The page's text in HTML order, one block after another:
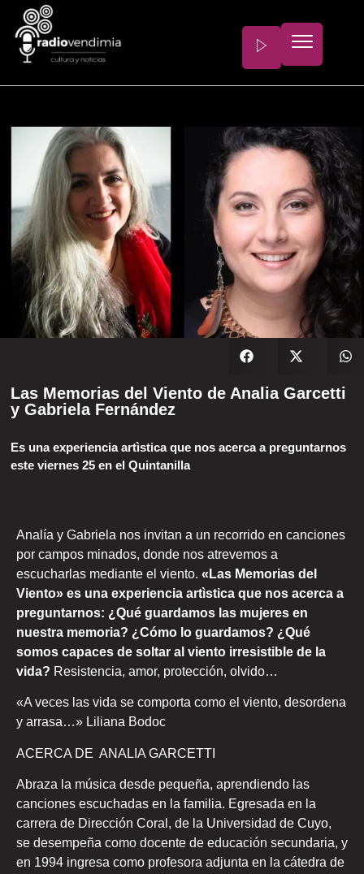
Las Memorias del Viento de Analia Garcetti
y Gabriela Fernández
Es una experiencia artìstica que nos acerca a preguntarnos
este viernes 25 en el Quintanilla
Analía y Gabriela nos invitan a un recorrido en canciones
por campos minados, donde nos atrevemos a
escucharlas mediante el viento. «Las Memorias del
Viento» es una experiencia artìstica que nos acerca a
preguntarnos: ¿Qué guardamos las mujeres en
nuestra memoria? ¿Cómo lo guardamos? ¿Qué
somos capaces de soltar al viento irresistible de la
vida? Resistencia, amor, protección, olvido…
«A veces las vida se comporta como el viento, desordena
y arrasa…» Liliana Bodoc
ACERCA DE ANALIA GARCETTI
Abraza la música desde pequeña, aprendiendo las
canciones escuchadas en la familia. Egresada en la
carrera de Dirección Coral, de la Universidad de Cuyo,
se desempeña como docente de educación secundaria, y
en 1994 ingresa como profesora adjunta en la cátedra de